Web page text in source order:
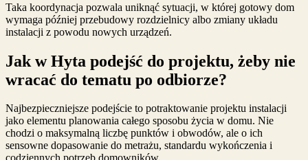
Taka koordynacja pozwala uniknąć sytuacji, w której gotowy dom
wymaga później przebudowy rozdzielnicy albo zmiany układu
instalacji z powodu nowych urządzeń.
Jak w Hyta podejść do projektu, żeby nie
wracać do tematu po odbiorze?
Najbezpieczniejsze podejście to potraktowanie projektu instalacji
jako elementu planowania całego sposobu życia w domu. Nie
chodzi o maksymalną liczbę punktów i obwodów, ale o ich
sensowne dopasowanie do metrażu, standardu wykończenia i